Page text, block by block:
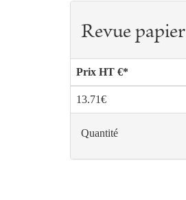
Revue papier
Prix HT €*
13.71€
Quantité